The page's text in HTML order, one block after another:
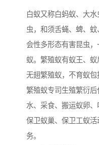
白蚁又称白蚂蚁、大
虫，和须舌蝇、蜱、
会性多形态有害昆虫
蚁。繁殖蚁有蚁王、
无翅繁殖蚁，不育蚁包
繁殖蚁专司生殖繁衍
水、采食、搬运蚁卵
保卫蚁巢、保卫工蚁
务。